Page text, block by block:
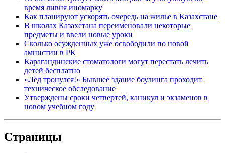
время ливня иномарку
Как планируют ускорять очередь на жилье в Казахстане
В школах Казахстана переименовали некоторые
предметы и ввели новые уроки
Сколько осужденных уже освободили по новой
амнистии в РК
Карагандинские стоматологи могут перестать лечить
детей бесплатно
«Лед тронулся!» Бывшее здание боулинга проходит
техническое обследование
Утверждены сроки четвертей, каникул и экзаменов в
новом учебном году
Страницы